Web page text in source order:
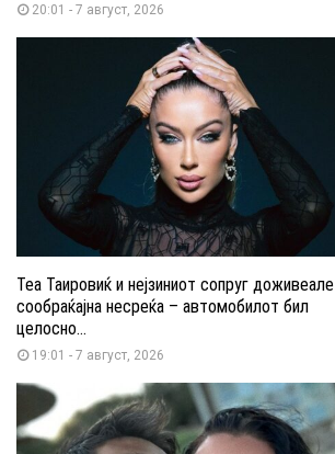
20:01 - 7 август, 2026
Теа Таировиќ и нејзиниот сопруг доживеале
сообраќајна несреќа – автомобилот бил
целосно...
19:01 - 7 август, 2026